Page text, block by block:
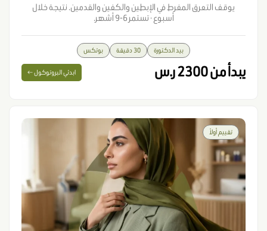
يوقف التعرق المفرط في الإبطين والكفين والقدمين. نتيجة خلال
أسبوع · تستمر 6-9 أشهر.
بيد الدكتورة 30 دقيقة بوتكس
يبدأ من 2300 ر.س ابدئي البروتوكول ←
تقييم أولاً